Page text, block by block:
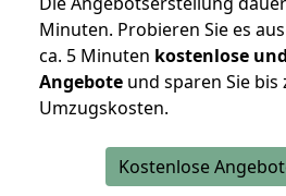
Minuten. Probieren Sie es
ca. 5 Minuten kostenlose
Angebote und sparen Sie bis
Umzugskosten.
Kostenlose